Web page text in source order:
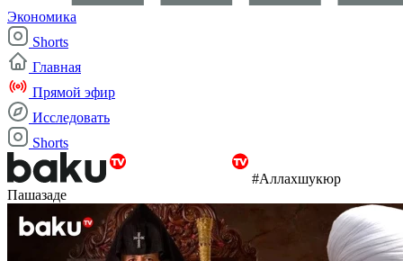
Экономика
Shorts
Главная
Прямой эфир
Исследовать
Shorts
#Аллахшукюр
Пашазаде